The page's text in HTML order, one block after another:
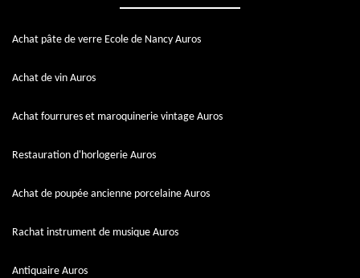
Achat pâte de verre Ecole de Nancy Auros
Achat de vin Auros
Achat fourrures et maroquinerie vintage Auros
Restauration d'horlogerie Auros
Achat de poupée ancienne porcelaine Auros
Rachat instrument de musique Auros
Antiquaire Auros